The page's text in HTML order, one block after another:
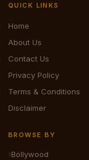
QUICK LINKS
Home
About Us
Contact Us
Privacy Policy
Terms & Conditions
Disclaimer
BROWSE BY
Bollywood